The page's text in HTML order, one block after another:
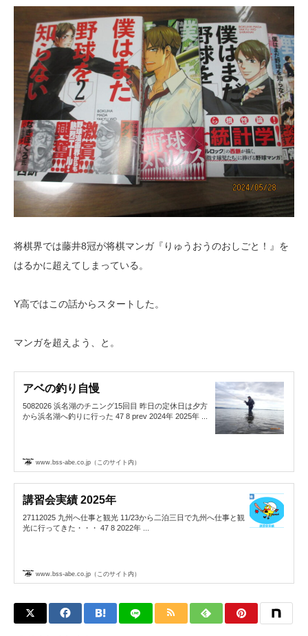
将棋界では藤井8冠が将棋マンガ『りゅうおうのおしごと！』を
はるかに超えてしまっている。
Y高ではこの話からスタートした。
マンガを超えよう、と。
アベの釣り自慢
5082026 浜名湖のチニング15回目 昨日の定休日は夕方
から浜名湖へ釣りに行った 47 8 prev 2024年 2025年 ...
www.bss-abe.co.jp（このサイト内）
講習会実績 2025年
27112025 九州へ仕事と観光 11/23から二泊三日で九州へ仕事と観
光に行ってきた・・・ 47 8 2022年 ...
www.bss-abe.co.jp（このサイト内）